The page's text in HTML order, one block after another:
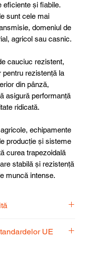
eficiente și fiabile.
sunt cele mai
domeniul de
agricol sau casnic.
cauciuc rezistent,
pentru rezistență la
din pânză,
asigură performanță
ridicată.
echipamente
producție și sisteme
curea trapezoidală
stabilă și rezistență
muncă intense.
produsul
UE